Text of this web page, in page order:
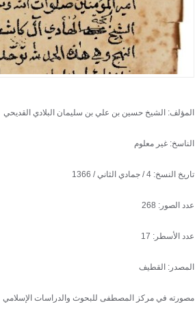
المؤلف: الشيخ حسين بن علي بن سليمان البلادي القديحي
الناسخ: غير معلوم
تاريخ النسخ: 4 / جمادي الثاني / 1366
عدد الصور: 268
عدد الأسطر: 17
المصدر: القطيف
مصورته في مركز المصطفى للبحوث والدراسات الإسلامي